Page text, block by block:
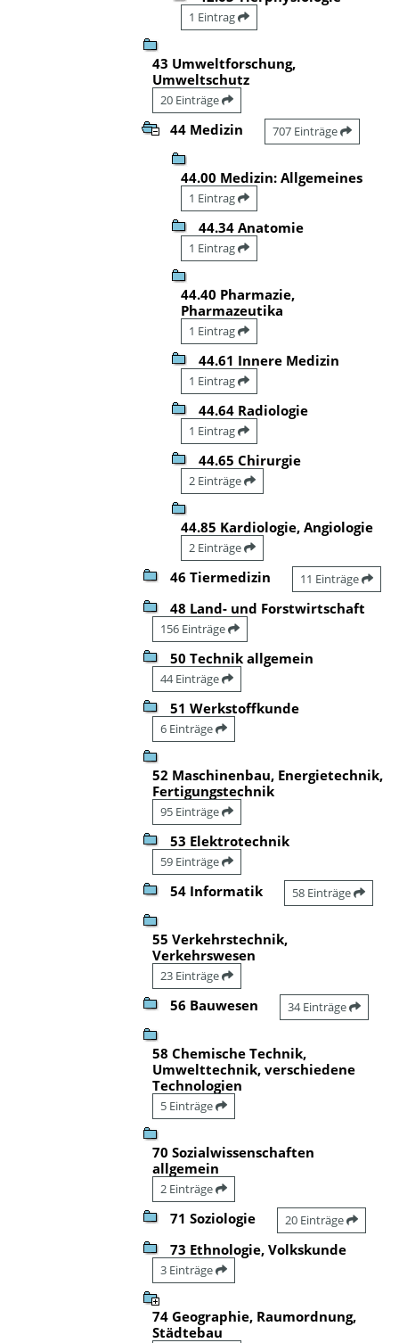
1 Eintrag
43 Umweltforschung,
Umweltschutz
20 Einträge
44 Medizin 707 Einträge
44.00 Medizin: Allgemeines
1 Eintrag
44.34 Anatomie
1 Eintrag
44.40 Pharmazie,
Pharmazeutika
1 Eintrag
44.61 Innere Medizin
1 Eintrag
44.64 Radiologie
1 Eintrag
44.65 Chirurgie
2 Einträge
44.85 Kardiologie, Angiologie
2 Einträge
46 Tiermedizin 11 Einträge
48 Land- und Forstwirtschaft
156 Einträge
50 Technik allgemein
44 Einträge
51 Werkstoffkunde
6 Einträge
52 Maschinenbau, Energietechnik,
Fertigungstechnik
95 Einträge
53 Elektrotechnik
59 Einträge
54 Informatik 58 Einträge
55 Verkehrstechnik,
Verkehrswesen
23 Einträge
56 Bauwesen 34 Einträge
58 Chemische Technik,
Umwelttechnik, verschiedene
Technologien
5 Einträge
70 Sozialwissenschaften
allgemein
2 Einträge
71 Soziologie 20 Einträge
73 Ethnologie, Volkskunde
3 Einträge
74 Geographie, Raumordnung,
Städtebau